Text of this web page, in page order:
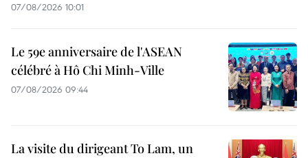
07/08/2026 10:01
Le 59e anniversaire de l'ASEAN
célébré à Hô Chi Minh-Ville
07/08/2026 09:44
La visite du dirigeant To Lam, un